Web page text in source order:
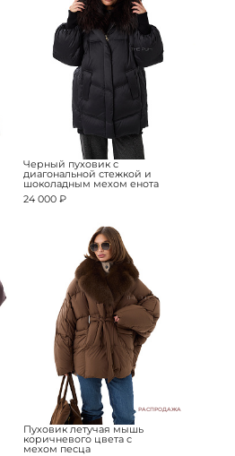
Черный пуховик с
диагональной стежкой и
шоколадным мехом енота
24 000 ₽
РАСПРОДАЖА
Пуховик летучая мышь
коричневого цвета с
мехом песца